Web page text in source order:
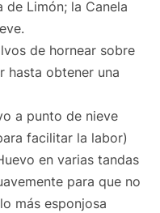
de Limón; la Canela
de hornear sobre
hasta obtener una
a punto de nieve
facilitar la labor)
en varias tandas
para que no
más esponjosa